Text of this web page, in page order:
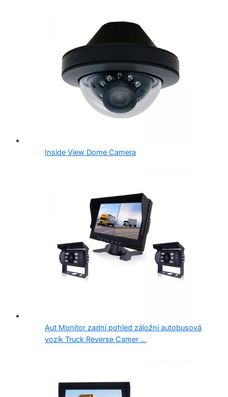
Inside View Dome Camera
Aut Monitor zadní pohled záložní autobusová
vozík Truck Reverse Camer ...